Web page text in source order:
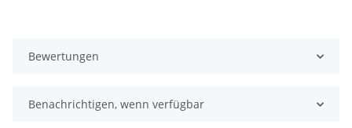
Bewertungen
Benachrichtigen, wenn verfügbar